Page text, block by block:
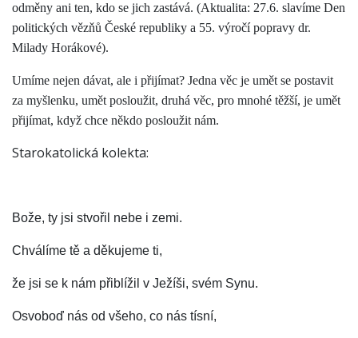
odměny ani ten, kdo se jich zastává. (Aktualita: 27.6. slavíme Den
politických vězňů České republiky a 55. výročí popravy dr.
Milady Horákové).
Umíme nejen dávat, ale i přijímat? Jedna věc je umět se postavit
za myšlenku, umět posloužit, druhá věc, pro mnohé těžší, je umět
přijímat, když chce někdo posloužit nám.
Starokatolická kolekta:
Bože, ty jsi stvořil nebe i zemi.
Chválíme tě a děkujeme ti,
že jsi se k nám přiblížil v Ježíši, svém Synu.
Osvoboď nás od všeho, co nás tísní,